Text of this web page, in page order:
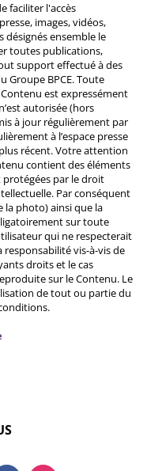
faciliter l'accès
images, vidéos,
désignés ensemble le
toutes publications,
support effectué à des
Groupe BPCE. Toute
est expressément
autorisée (hors
à jour régulièrement par
à l’espace presse
récent. Votre attention
contient des éléments
par le droit
Par conséquent
la photo) ainsi que la
sur toute
qui ne respecterait
responsabilité vis-à-vis de
droits et le cas
sur le Contenu. Le
de tout ou partie du